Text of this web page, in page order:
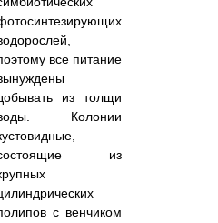
все питание
из толщи
Колонии
из
с венчиком